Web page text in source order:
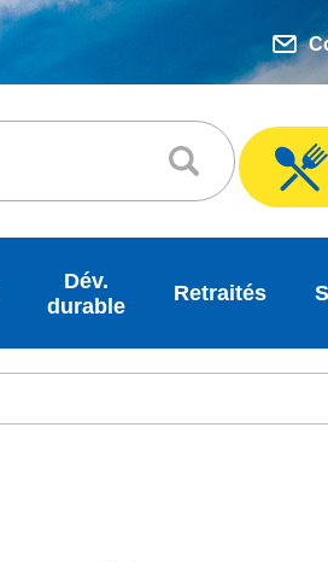
Dév.
durable
Retraités